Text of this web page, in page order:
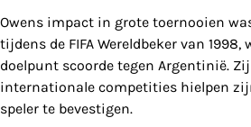
Owens impact in grote toernooien
tijdens de FIFA Wereldbeker van
doelpunt scoorde tegen Argentinië.
internationale competities hielpen
speler te bevestigen.